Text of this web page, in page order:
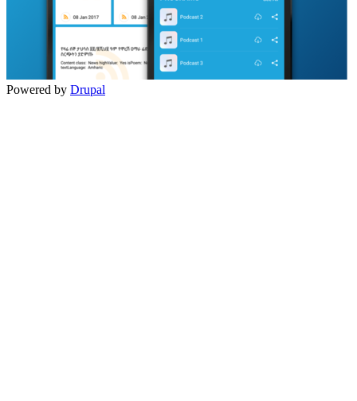
Powered by Drupal